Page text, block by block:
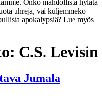
Onko mahdollista hylätä
uhreja, vai kuljemmeko
apokalypsiä? Lue myös
C.S. Levisin
Jumala